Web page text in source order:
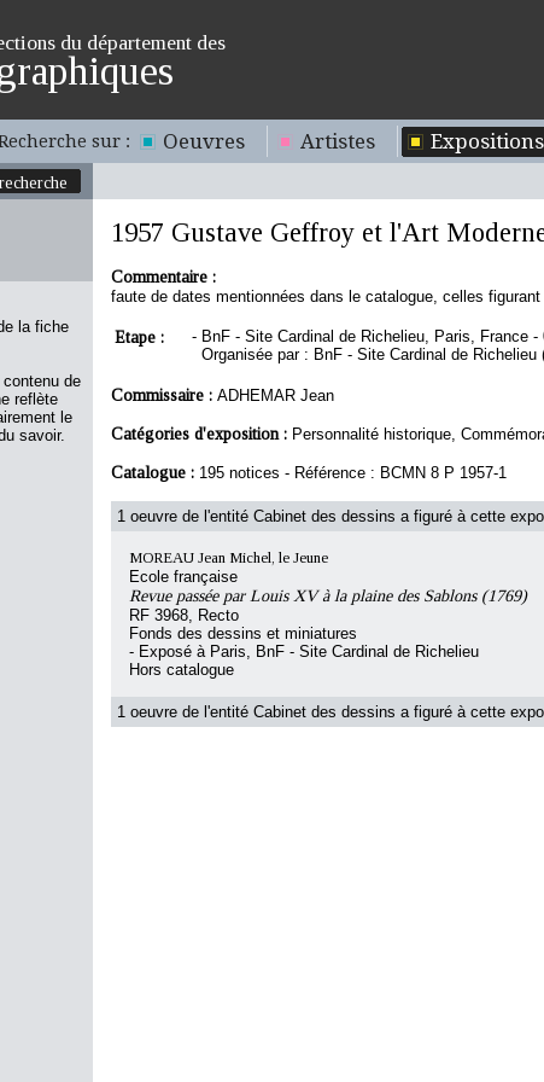
du département des
sur : Oeuvres Artistes Expositions
la fiche
de
reflète
le
savoir.
1957 Gustave Geffroy et l'Art
Commentaire :
faute de dates mentionnées dans le catalogue, celles
Etape : - BnF - Site Cardinal de Richelieu, Paris, France
Organisée par : BnF - Site Cardinal de Richelieu
Commissaire : ADHEMAR Jean
Catégories d'exposition : Personnalité historique,
Catalogue : 195 notices - Référence : BCMN 8 P 1957-1
1 oeuvre de l'entité Cabinet des dessins a figuré à cette
MOREAU Jean Michel, le Jeune
Ecole française
Revue passée par Louis XV à la plaine des Sablons (1769)
RF 3968, Recto
Fonds des dessins et miniatures
- Exposé à Paris, BnF - Site Cardinal de Richelieu
Hors catalogue
1 oeuvre de l'entité Cabinet des dessins a figuré à cette